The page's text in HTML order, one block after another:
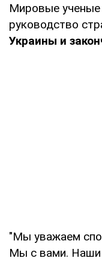
Мировые
руководство
Украины и
"Мы уважаем
Мы с вами. Наши